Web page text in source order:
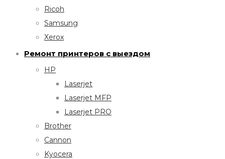
Ricoh
Samsung
Xerox
Ремонт принтеров с выездом
HP
Laserjet
Laserjet MFP
Laserjet PRO
Brother
Cannon
Kyocera